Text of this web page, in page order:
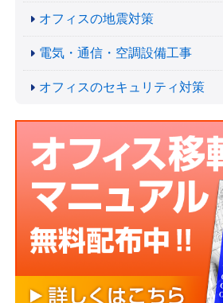
オフィスの地震対策
電気・通信・空調設備工事
オフィスのセキュリティ対策